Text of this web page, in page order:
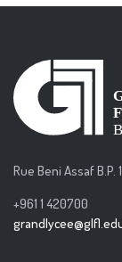
Rue Beni Assaf
+961 1 420700